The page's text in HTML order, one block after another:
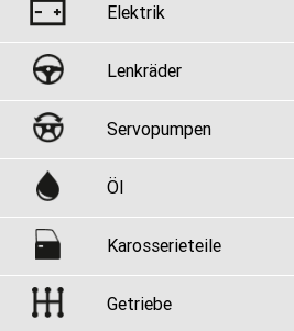
Elektrik
Lenkräder
Servopumpen
Öl
Karosserieteile
Getriebe